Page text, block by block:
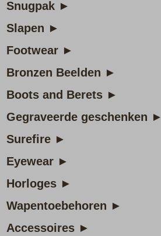
Snugpak ►
Slapen ►
Footwear ►
Bronzen Beelden ►
Boots and Berets ►
Gegraveerde geschenken ►
Surefire ►
Eyewear ►
Horloges ►
Wapentoebehoren ►
Accessoires ►